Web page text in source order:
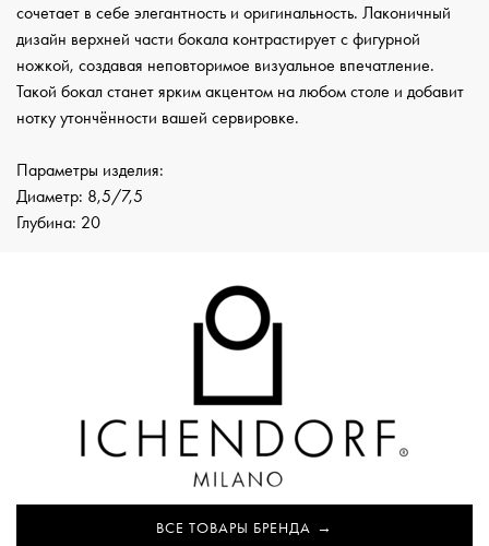
сочетает в себе элегантность и оригинальность. Лаконичный
дизайн верхней части бокала контрастирует с фигурной
ножкой, создавая неповторимое визуальное впечатление.
Такой бокал станет ярким акцентом на любом столе и добавит
нотку утончённости вашей сервировке.
Параметры изделия:
Диаметр: 8,5/7,5
Глубина: 20
ВСЕ ТОВАРЫ БРЕНДА